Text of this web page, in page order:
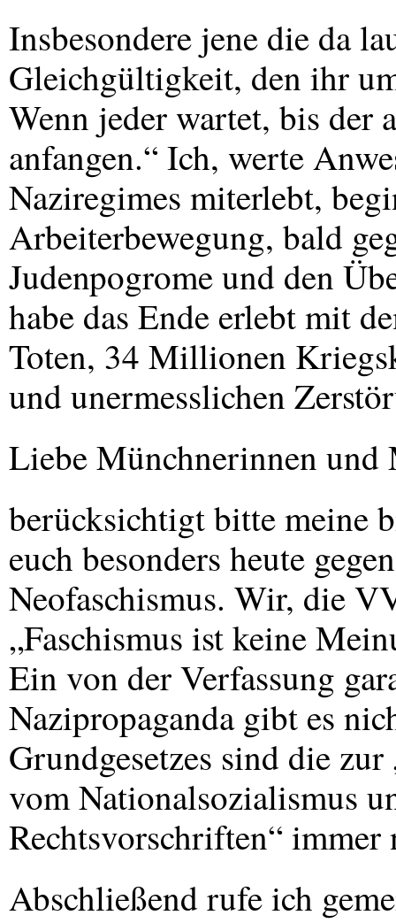
Insbesondere jene die da
Gleichgültigkeit, den ihr
Wenn jeder wartet, bis der
anfangen.“ Ich, werte
Naziregimes miterlebt,
Arbeiterbewegung, bald
Judenpogrome und den
habe das Ende erlebt mit
Toten, 34 Millionen
und unermesslichen
Liebe Münchnerinnen und
berücksichtigt bitte meine
euch besonders heute
Neofaschismus. Wir, die
„Faschismus ist keine
Ein von der Verfassung
Nazipropaganda gibt es
Grundgesetzes sind die
vom Nationalsozialismus
Rechtsvorschriften“
Abschließend rufe ich